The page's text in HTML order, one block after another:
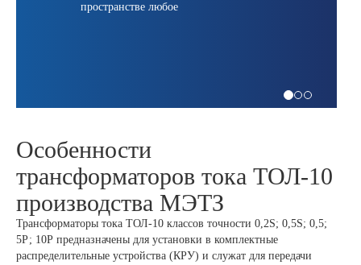
пространстве любое
Особенности
трансформаторов тока ТОЛ-10
производства МЭТЗ
Трансформаторы тока ТОЛ-10 классов точности 0,2S; 0,5S; 0,5;
5Р; 10Р предназначены для установки в комплектные
распределительные устройства (КРУ) и служат для передачи